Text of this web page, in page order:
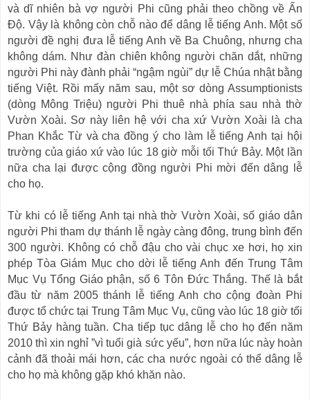
và dĩ nhiên bà vợ người Phi cũng phải theo chồng về Ấn
Độ. Vậy là không còn chỗ nào để dâng lễ tiếng Anh. Một số
người đề nghị đưa lễ tiếng Anh về Ba Chuông, nhưng cha
không dám. Như đàn chiên không người chăn dắt, những
người Phi này đành phải “ngậm ngùi” dự lễ Chúa nhật bằng
tiếng Việt. Rồi mấy năm sau, một sơ dòng Assumptionists
(dòng Mông Triệu) người Phi thuê nhà phía sau nhà thờ
Vườn Xoài. Sơ này liên hệ với cha xứ Vườn Xoài là cha
Phan Khắc Từ và cha đồng ý cho làm lễ tiếng Anh tại hội
trường của giáo xứ vào lúc 18 giờ mỗi tối Thứ Bảy. Một lần
nữa cha lại được cộng đồng người Phi mời đến dâng lễ
cho họ.
Từ khi có lễ tiếng Anh tại nhà thờ Vườn Xoài, số giáo dân
người Phi tham dự thánh lễ ngày càng đông, trung bình đến
300 người. Không có chỗ đậu cho vài chục xe hơi, họ xin
phép Tòa Giám Mục cho dời lễ tiếng Anh đến Trung Tâm
Mục Vụ Tổng Giáo phận, số 6 Tôn Đức Thắng. Thế là bắt
đầu từ năm 2005 thánh lễ tiếng Anh cho cộng đoàn Phi
được tổ chức tại Trung Tâm Mục Vụ, cũng vào lúc 18 giờ tối
Thứ Bảy hàng tuần. Cha tiếp tục dâng lễ cho họ đến năm
2010 thì xin nghỉ ”vì tuổi già sức yếu”, hơn nữa lúc này hoàn
cảnh đã thoải mái hơn, các cha nước ngoài có thể dâng lễ
cho họ mà không gặp khó khăn nào.